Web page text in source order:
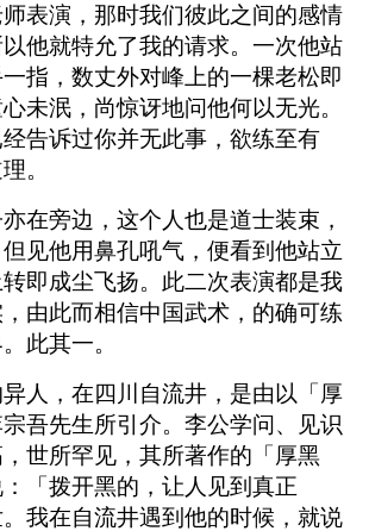
表演，那时我们彼此之间的感情
他就特允了我的请求。一次他站
指，数丈外对峰上的一棵老松即
未泯，尚惊讶地问他何以无光。
告诉过你并无此事，欲练至有
。
在旁边，这个人也是道士装束，
见他用鼻孔吼气，便看到他站立
即成尘飞扬。此二次表演都是我
由此而相信中国武术，的确可练
此其一。
人，在四川自流井，是由以「厚
吾先生所引介。李公学问、见识
世所罕见，其所著作的「厚黑
「拨开黑的，让人见到真正
我在自流井遇到他的时候，就说